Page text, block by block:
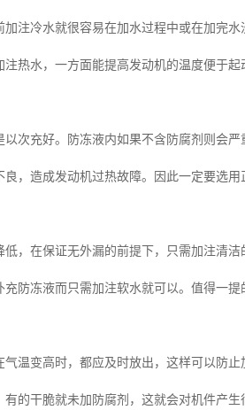
注冷水就很容易在加水过程中或在加完
热水，一方面能提高发动机的温度便于起
次充好。防冻液内如果不含防腐剂则会
，造成发动机过热故障。因此一定要选用
，在保证无外漏的前提下，只需加注清
防冻液而只需加注软水就可以。值得一提
温变高时，都应及时放出，这样可以防
的干脆就未加防腐剂，这就会对机件产